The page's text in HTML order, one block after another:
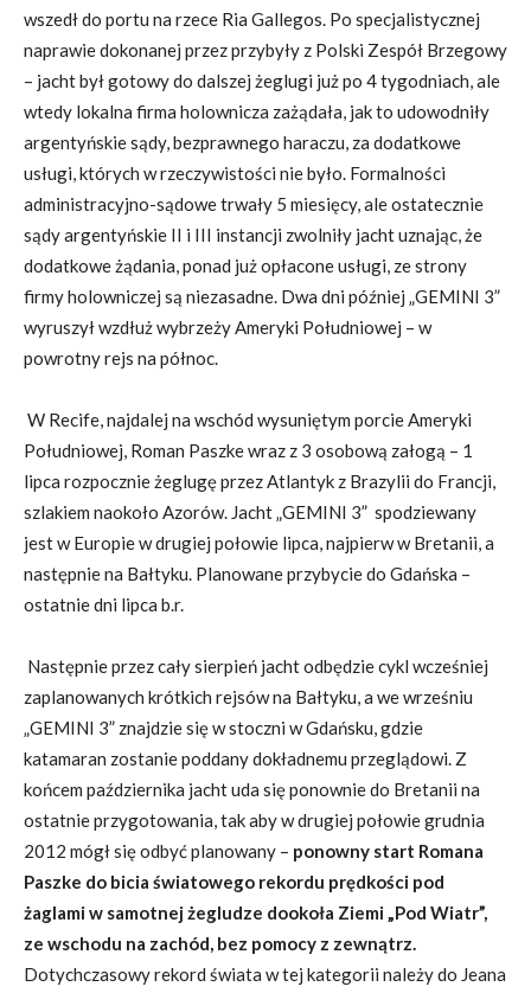
wszedł do portu na rzece Ria Gallegos. Po specjalistycznej
naprawie dokonanej przez przybyły z Polski Zespół Brzegowy
– jacht był gotowy do dalszej żeglugi już po 4 tygodniach, ale
wtedy lokalna firma holownicza zażądała, jak to udowodniły
argentyńskie sądy, bezprawnego haraczu, za dodatkowe
usługi, których w rzeczywistości nie było. Formalności
administracyjno-sądowe trwały 5 miesięcy, ale ostatecznie
sądy argentyńskie II i III instancji zwolniły jacht uznając, że
dodatkowe żądania, ponad już opłacone usługi, ze strony
firmy holowniczej są niezasadne. Dwa dni później „GEMINI 3”
wyruszył wzdłuż wybrzeży Ameryki Południowej – w
powrotny rejs na północ.
W Recife, najdalej na wschód wysuniętym porcie Ameryki
Południowej, Roman Paszke wraz z 3 osobową załogą – 1
lipca rozpocznie żeglugę przez Atlantyk z Brazylii do Francji,
szlakiem naokoło Azorów. Jacht „GEMINI 3” spodziewany
jest w Europie w drugiej połowie lipca, najpierw w Bretanii, a
następnie na Bałtyku. Planowane przybycie do Gdańska –
ostatnie dni lipca b.r.
Następnie przez cały sierpień jacht odbędzie cykl wcześniej
zaplanowanych krótkich rejsów na Bałtyku, a we wrześniu
„GEMINI 3” znajdzie się w stoczni w Gdańsku, gdzie
katamaran zostanie poddany dokładnemu przeglądowi. Z
końcem października jacht uda się ponownie do Bretanii na
ostatnie przygotowania, tak aby w drugiej połowie grudnia
2012 mógł się odbyć planowany – ponowny start Romana
Paszke do bicia światowego rekordu prędkości pod
żaglami w samotnej żegludze dookoła Ziemi „Pod Wiatr”,
ze wschodu na zachód, bez pomocy z zewnątrz.
Dotychczasowy rekord świata w tej kategorii należy do Jeana